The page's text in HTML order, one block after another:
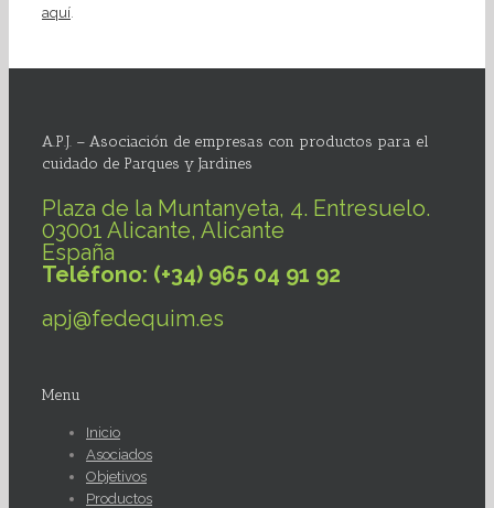
aquí.
A.P.J. – Asociación de empresas con productos para el
cuidado de Parques y Jardines
Plaza de la Muntanyeta, 4. Entresuelo.
03001 Alicante, Alicante
España
Teléfono: (+34) 965 04 91 92
apj@fedequim.es
Menu
Inicio
Asociados
Objetivos
Productos